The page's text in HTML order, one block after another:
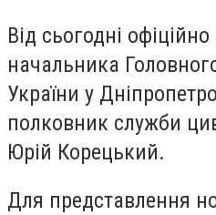
Від сьогодні
начальника
України у
полковник служби
Юрій Корецький.
Для представлення